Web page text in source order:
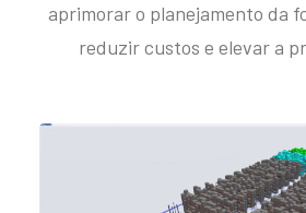
aprimorar o planejamento da
reduzir custos e elevar a